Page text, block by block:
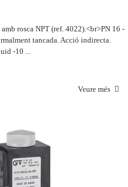
rosca NPT (ref. 4022).<br>PN 16 -
tancada. Acció indirecta.
-10 ...
Veure més